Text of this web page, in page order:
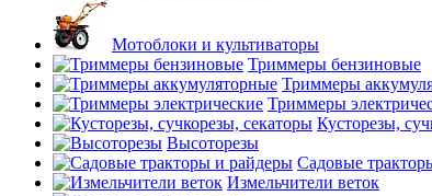
Мотоблоки и культиваторы
Триммеры бензиновые
Триммеры
Триммеры
Кусторезы,
Высоторезы
Садовые
Измельчители веток